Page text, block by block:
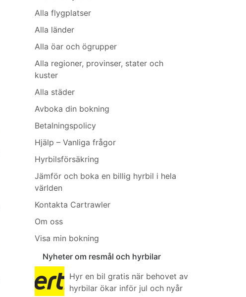
Alla flygplatser
Alla länder
Alla öar och ögrupper
Alla regioner, provinser, stater och
kuster
Alla städer
Avboka din bokning
Betalningspolicy
Hjälp – Vanliga frågor
Hyrbilsförsäkring
Jämför och boka en billig hyrbil i hela
världen
Kontakta Cartrawler
Om oss
Visa min bokning
Nyheter om resmål och hyrbilar
Hyr en bil gratis när behovet av
hyrbilar ökar inför jul och nyår